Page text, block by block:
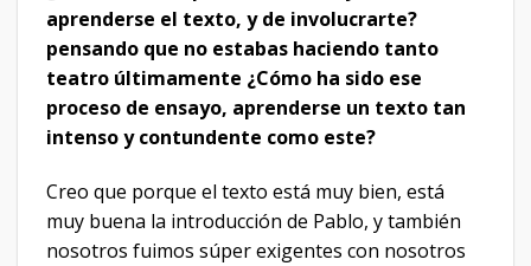
aprenderse el texto, y de involucrarte?
pensando que no estabas haciendo tanto
teatro últimamente ¿Cómo ha sido ese
proceso de ensayo, aprenderse un texto tan
intenso y contundente como este?
Creo que porque el texto está muy bien, está
muy buena la introducción de Pablo, y también
nosotros fuimos súper exigentes con nosotros